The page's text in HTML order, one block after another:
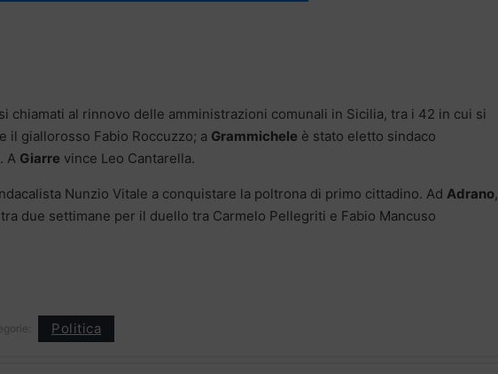
chiamati al rinnovo delle amministrazioni comunali in Sicilia, tra i 42 in cui si
il giallorosso Fabio Roccuzzo; a Grammichele è stato eletto sindaco
A Giarre vince Leo Cantarella.
Nunzio Vitale a conquistare la poltrona di primo cittadino. Ad Adrano,
due settimane per il duello tra Carmelo Pellegriti e Fabio Mancuso
Politica